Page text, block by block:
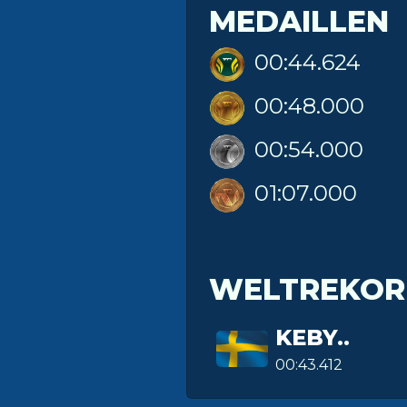
MEDAILLEN
00:44.624
00:48.000
00:54.000
01:07.000
KEBY..
00:43.412